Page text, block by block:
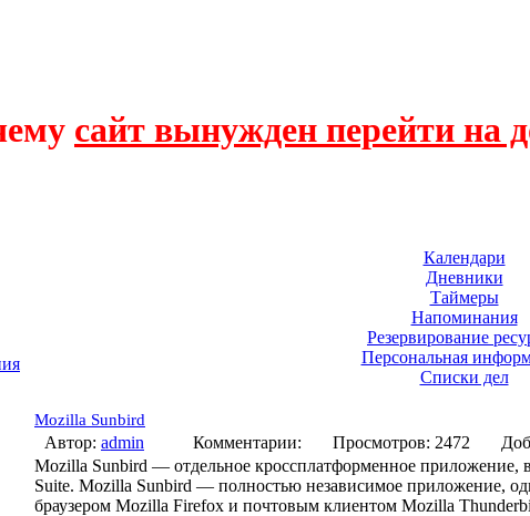
сайт вынужден перейти на
Календари
Дневники
Таймеры
Напоминания
Резервирование
Персональная
Списки дел
Mozilla Sunbird
Автор: admin Комментарии: Просмотров: 2472
Mozilla Sunbird — отдельное кроссплатформенное
Suite. Mozilla Sunbird — полностью независимое приложение,
браузером Mozilla Firefox и почтовым клиентом Mozilla